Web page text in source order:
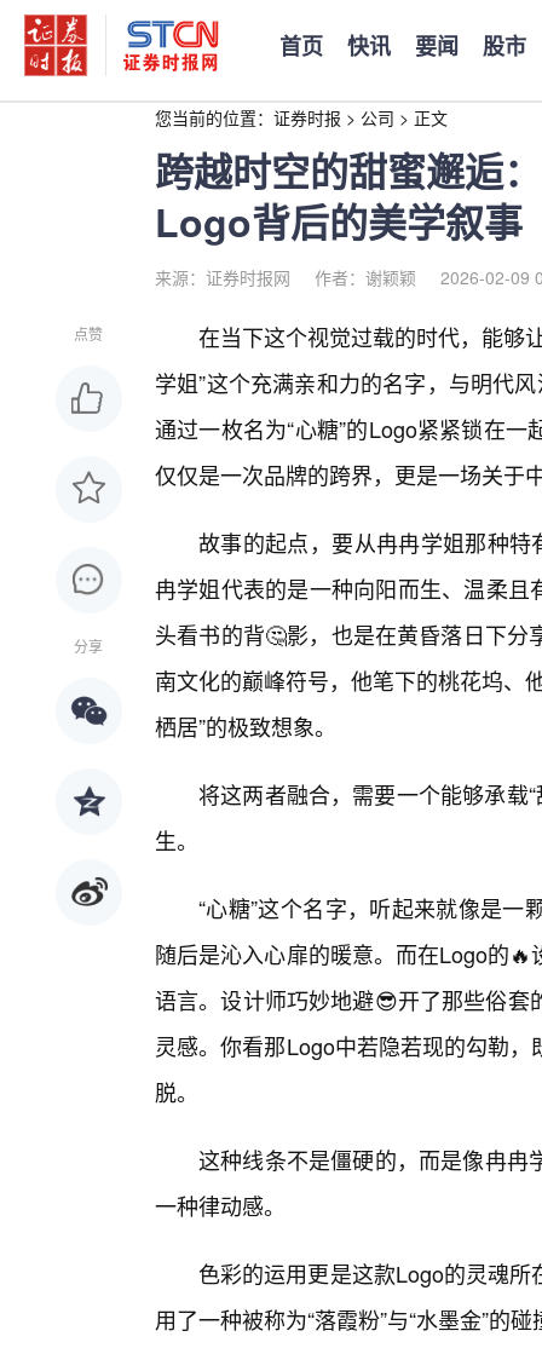
首页 快讯 要闻 股市
您当前的位置： 证券时报 > 公司 > 正文
跨越时空的甜蜜邂逅
Logo背后的美学叙事
来源：证券时报网 作者：谢颖颖 2026-02-09
点赞
分享
在当下这个视觉过载的时代，能够
学姐”这个充满亲和力的名字，与明代
通过一枚名为“心糖”的Logo紧紧锁在
仅仅是一次品牌的跨界，更是一场关于
故事的起点，要从冉冉学姐那种特
冉学姐代表的是一种向阳而生、温柔
头看书的背🤔影，也是在黄昏落日下
南文化的巅峰符号，他笔下的桃花坞、
栖居”的极致想象。
将这两者融合，需要一个能够承载
生。
“心糖”这个名字，听起来就像是
随后是沁入心扉的暖意。而在Logo的
语言。设计师巧妙地避😎开了那些俗
灵感。你看那Logo中若隐若现的勾勒
脱。
这种线条不是僵硬的，而是像冉冉
一种律动感。
色彩的运用更是这款Logo的灵魂
用了一种被称为“落霞粉”与“水墨金”的